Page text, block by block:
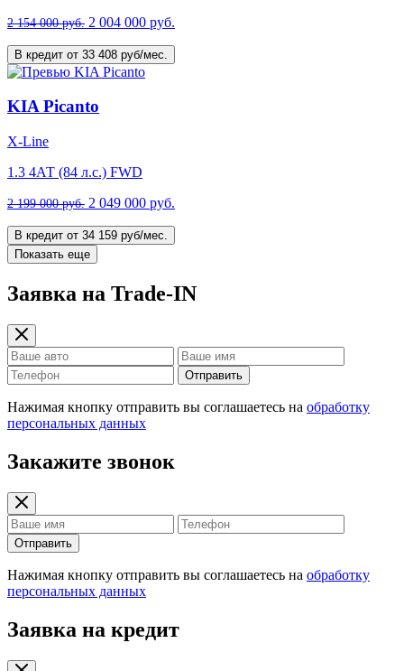
2 154 000 руб. 2 004 000 руб.
В кредит от 33 408 руб/мес.
KIA Picanto
X-Line
1.3 4АТ (84 л.с.) FWD
2 199 000 руб. 2 049 000 руб.
В кредит от 34 159 руб/мес.
Показать еще
Заявка на Trade-IN
Отправить
Нажимая кнопку отправить вы соглашаетесь на обработку
персональных данных
Закажите звонок
Отправить
Нажимая кнопку отправить вы соглашаетесь на обработку
персональных данных
Заявка на кредит